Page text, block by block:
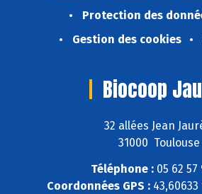
Protection des
Gestion des cookies
Biocoop
32 allées Jean
31000 Toulouse
Téléphone :05 62 57
Coordonnées GPS : 43,60633